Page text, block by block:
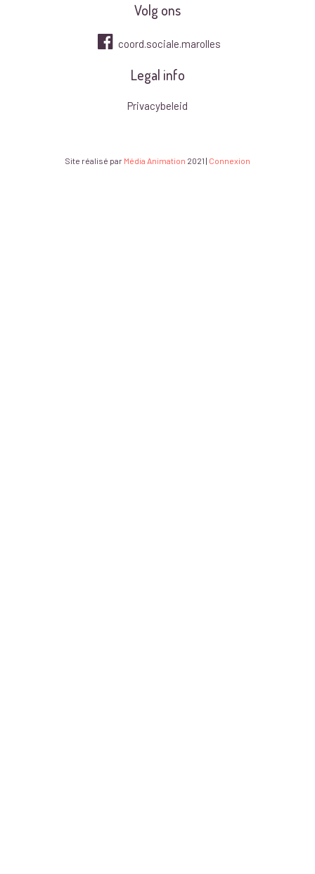
Volg ons
coord.sociale.marolles
Legal info
Privacybeleid
Site réalisé par Média Animation 2021 | Connexion